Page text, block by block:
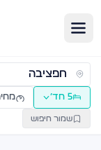
דירות למכירה
5 חד׳
שמור חיפוש